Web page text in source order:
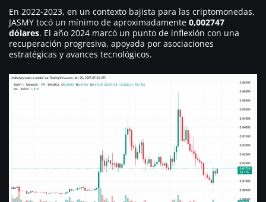
En 2022-2023, en un contexto bajista para las criptomonedas,
JASMY tocó un mínimo de aproximadamente 0,002747
dólares. El año 2024 marcó un punto de inflexión con una
recuperación progresiva, apoyada por asociaciones
estratégicas y avances tecnológicos.